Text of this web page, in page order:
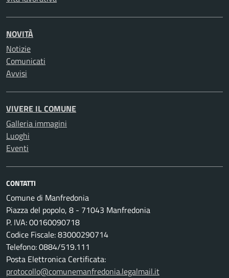
NOVITÀ
Notizie
Comunicati
Avvisi
VIVERE IL COMUNE
Galleria immagini
Luoghi
Eventi
CONTATTI
Comune di Manfredonia
Piazza del popolo, 8 - 71043 Manfredonia
P. IVA: 00160090718
Codice Fiscale: 83000290714
Telefono: 0884/519.111
Posta Elettronica Certificata:
protocollo@comunemanfredonia.legalmail.it